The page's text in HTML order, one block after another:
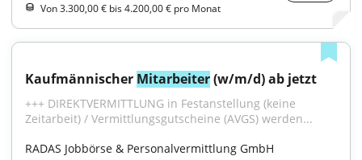
Von 3.300,00 € bis 4.200,00 € pro Monat
Kaufmännischer Mitarbeiter (w/m/d) ab jetzt
+++ DIREKTVERMITTLUNG in Festanstellung (keine
Zeitarbeit) / Vermittlungsgutscheine (AVGS) werden...
RADAS Jobbörse & Personalvermittlung GmbH